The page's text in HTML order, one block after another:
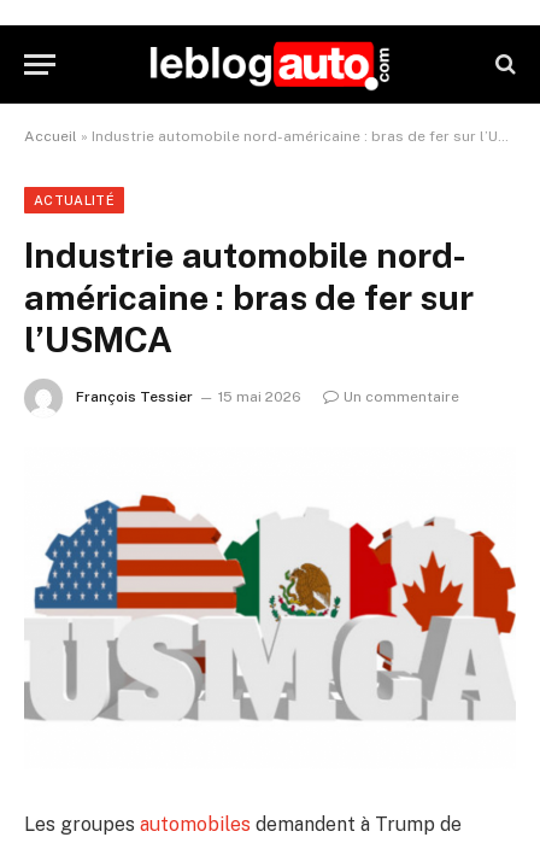
Accueil » Industrie automobile nord-américaine : bras de fer sur l’USMCA
ACTUALITÉ
Industrie automobile nord-
américaine : bras de fer sur
l’USMCA
François Tessier 15 mai 2026 Un commentaire
Les groupes automobiles demandent à Trump de